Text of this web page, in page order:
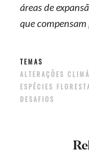
áreas de
que compensam
TEMAS
ALTERAÇÕES
ESPÉCIES
DESAFIOS